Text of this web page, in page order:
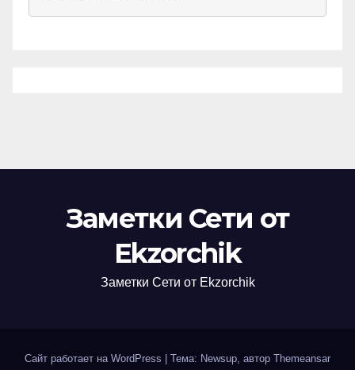
Заметки Сети от
Ekzorchik
Заметки Сети от Ekzorchik
Сайт работает на WordPress Тема: Newsup, автор Themeansar